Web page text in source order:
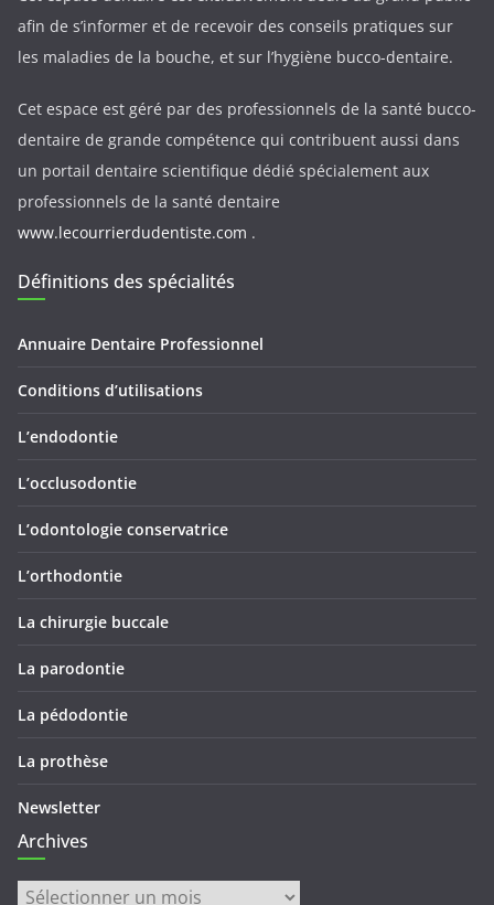
afin de s’informer et de recevoir des conseils pratiques sur
les maladies de la bouche, et sur l’hygiène bucco-dentaire.
Cet espace est géré par des professionnels de la santé bucco-
dentaire de grande compétence qui contribuent aussi dans
un portail dentaire scientifique dédié spécialement aux
professionnels de la santé dentaire
www.lecourrierdudentiste.com .
Définitions des spécialités
Annuaire Dentaire Professionnel
Conditions d’utilisations
L’endodontie
L’occlusodontie
L’odontologie conservatrice
L’orthodontie
La chirurgie buccale
La parodontie
La pédodontie
La prothèse
Newsletter
Archives
Archives